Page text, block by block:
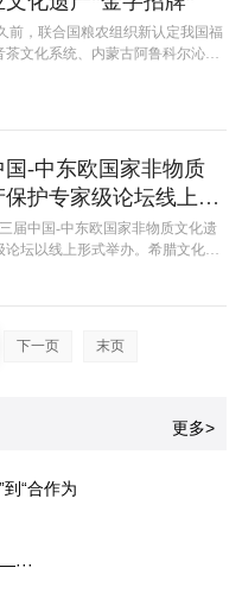
前，联合国粮农组织新认定我国福
茶文化系统、内蒙古阿鲁科尔沁草
北涉县旱作石堰梯田系统为全球
国-中东欧国家非物质
护专家级论坛线上举
届中国-中东欧国家非物质文化遗
论坛以线上形式举办。希腊文化和
·门佐尼、希腊外交部副部长科斯
下一页 末页
更多>
到“合作为